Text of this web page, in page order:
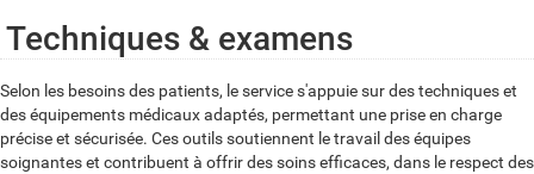
Techniques & examens
Selon les besoins des patients, le service s'appuie sur des techniques et
des équipements médicaux adaptés, permettant une prise en charge
précise et sécurisée. Ces outils soutiennent le travail des équipes
soignantes et contribuent à offrir des soins efficaces, dans le respect des